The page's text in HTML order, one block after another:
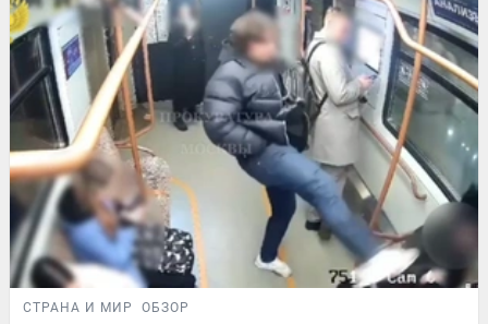
СТРАНА И МИР ОБЗОР